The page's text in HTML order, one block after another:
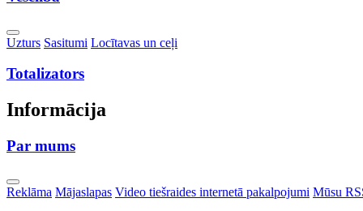
Toggle
Dropdown
Uzturs Sasitumi Locītavas un ceļi
Totalizators
Informācija
Par mums
Toggle
Dropdown
Reklāma Mājaslapas Video tiešraides internetā pakalpojumi Mūsu